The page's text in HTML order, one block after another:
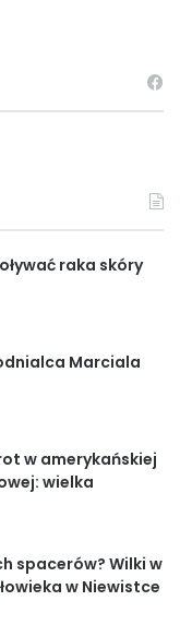
raka skóry
Marciala
w amerykańskiej
wielka
spacerów? Wilki w
w Niewistce